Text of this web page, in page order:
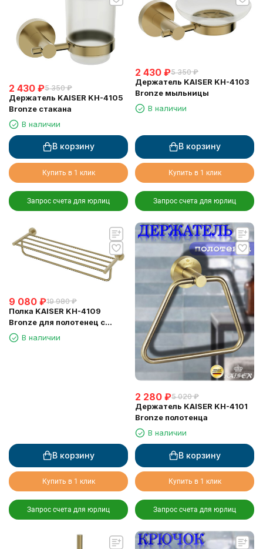
2 430 ₽5 350 ₽
Держатель KAISER KH-4105
Bronze стакана
В наличии
В корзину
Купить в 1 клик
Запрос счета для юрлиц
2 430 ₽5 350 ₽
Держатель KAISER KH-4103
Bronze мыльницы
В наличии
В корзину
Купить в 1 клик
Запрос счета для юрлиц
9 080 ₽19 980 ₽
Полка KAISER KH-4109
Bronze для полотенец с
держателем
В наличии
В корзину
Купить в 1 клик
Запрос счета для юрлиц
2 280 ₽5 020 ₽
Держатель KAISER KH-4101
Bronze полотенца
В наличии
В корзину
Купить в 1 клик
Запрос счета для юрлиц